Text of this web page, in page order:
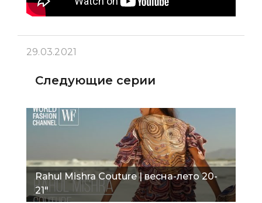
29.03.2021
Следующие серии
Rahul Mishra Couture | весна-лето 20-
21"